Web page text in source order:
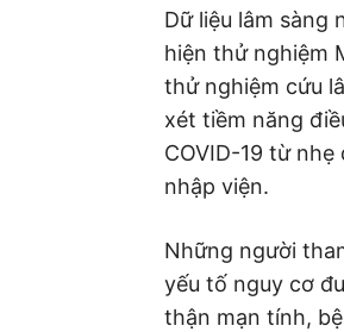
Dữ liệu lâm sàng
hiện thử nghiệm
thử nghiệm cứu
xét tiềm năng
COVID-19 từ
nhập viện.
Những người
yếu tố nguy cơ
thận mạn tính,